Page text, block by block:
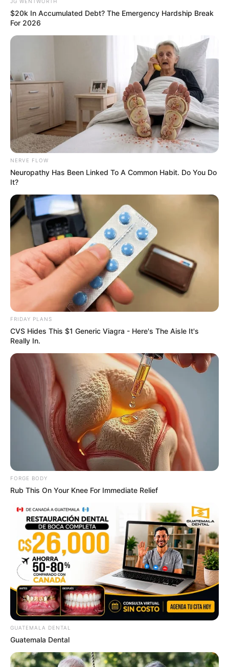
BRAINBERRIES
The Chapel Of Sound Amphitheater - Architectural
BRAINBERRIES
From Baddies To Sweethearts: 9 Actresses That
Can Do It All!
BRAINBERRIES
8 Conspiracies That Turned Out To Be True
BRAINBERRIES
To Steamy To Stream? Not For The Bridgertons! 9
BRAINBERRIES
$20k In Accumulated Debt? The Emergency Hardship Break
For 2026
NERVE FLOW
Neuropathy Has Been Linked To A Common Habit. Do You Do
It?
FRIDAY PLANS
CVS Hides This $1 Generic Viagra - Here's The Aisle It's
Really In.
FORGE BODY
Rub This On Your Knee For Immediate Relief
GUATEMALA DENTAL
Guatemala Dental